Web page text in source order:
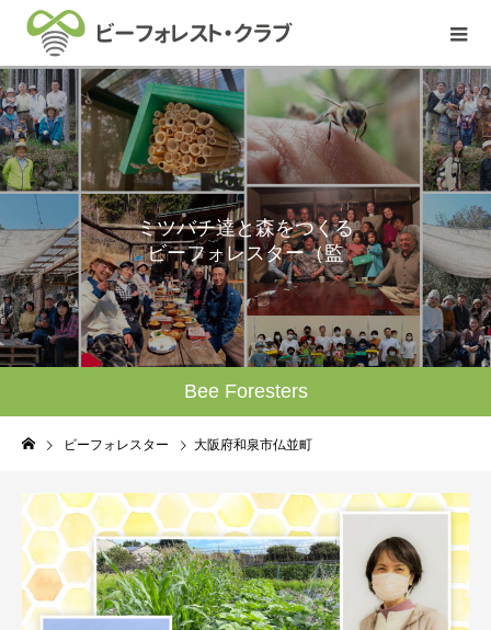
Bee Foresters
ミツバチ達と森をつくる
ビーフォレスター（監理人）
ビーフォレスター 大阪府和泉市仏並町